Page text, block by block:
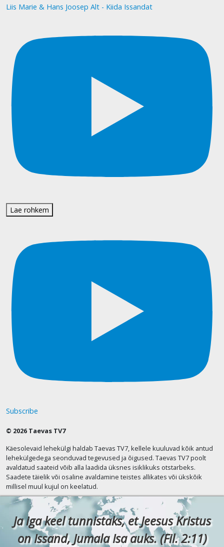
Liis Marie & Hans Joosep Alt - Kiida Issandat
Lae rohkem
Subscribe
© 2026 Taevas TV7
Käesolevaid lehekülgi haldab Taevas TV7, kellele kuuluvad kõik antud
lehekülgedega seonduvad tegevused ja õigused. Taevas TV7 poolt
avaldatud saateid võib alla laadida üksnes isiklikuks otstarbeks.
Saadete täielik või osaline avaldamine teistes allikates või ükskõik
millisel muul kujul on keelatud.
Ja iga keel tunnistaks, et Jeesus Kristus
on Issand, Jumala Isa auks. (Fil. 2:11)